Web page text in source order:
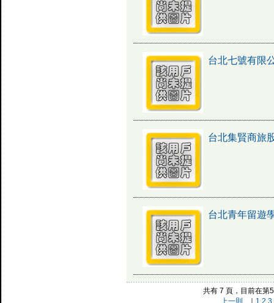
台北七號有限
台北集賢商旅
台北青年留遊
共有 7 頁，目前在
上一則
1 2 3